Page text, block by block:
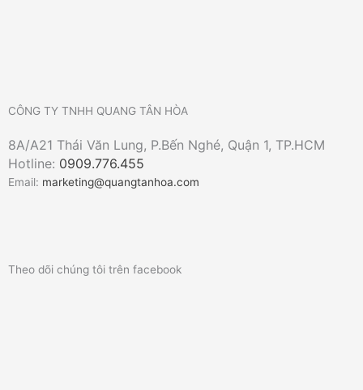
CÔNG TY TNHH QUANG TÂN HÒA
8A/A21 Thái Văn Lung, P.Bến Nghé, Quận 1, TP.HCM
Hotline: 0909.776.455
Email: marketing@quangtanhoa.com
Theo dõi chúng tôi trên facebook